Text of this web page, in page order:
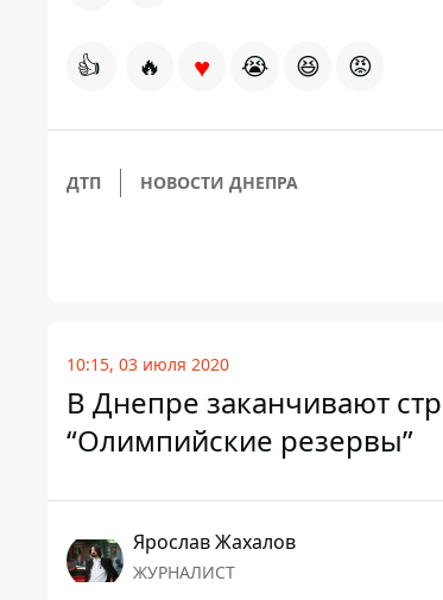
👍 🔥 ♥ 😭 😆 😡
ДТП НОВОСТИ ДНЕПРА
10:15, 03 июля 2020
В Днепре заканчивают
“Олимпийские резервы”
Ярослав Жахалов
ЖУРНАЛИСТ